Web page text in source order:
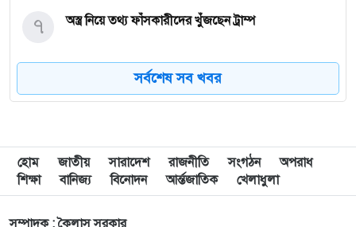
অস্ত্র নিয়ে তথ্য ফাঁসকারীদের খুঁজছেন ট্রাম্প
৭
দেশে স্বর্ণের দামে বড় লাফ
নিহত ৮
৯
রাষ্ট্রপতি নির্বাচন ইসির সাংবিধানিক এখতিয়ার: সালাহউদ্দিন
আহমদ
সর্বশেষ সব খবর
হোম জাতীয় সারাদেশ রাজনীতি সংগঠন
অপরাধ
শিক্ষা
বানিজ্য বিনোদন আর্ন্তজাতিক খেলাধুলা